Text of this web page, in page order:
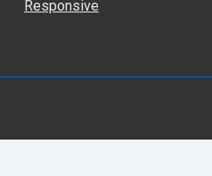
Responsive